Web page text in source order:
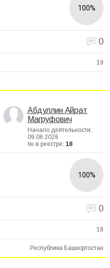
100%
0
19
Абдуллин Айрат
Магруфович
Начало деятельности:
09.08.2026
№ в реестре: 18
100%
0
18
Республика Башкортостан